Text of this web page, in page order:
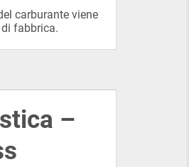
carburante viene
fabbrica.
–